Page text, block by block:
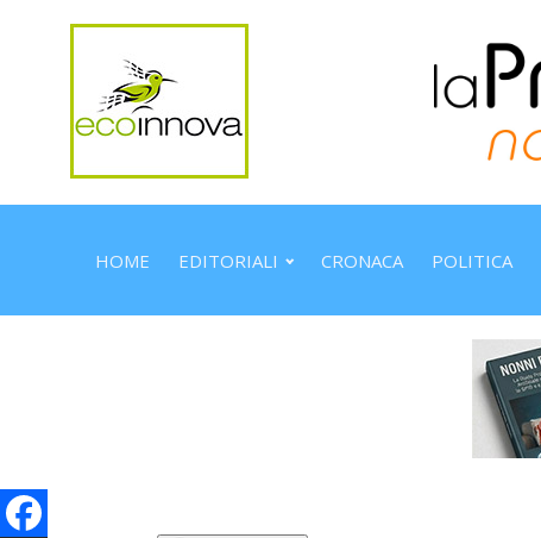
HOME EDITORIALI CRONACA POLITICA